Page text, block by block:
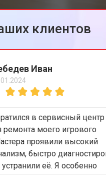
клиентов
Иван
в сервисный
моего игрового
проявили высокий
быстро
её. Я особенно
обслуживания и